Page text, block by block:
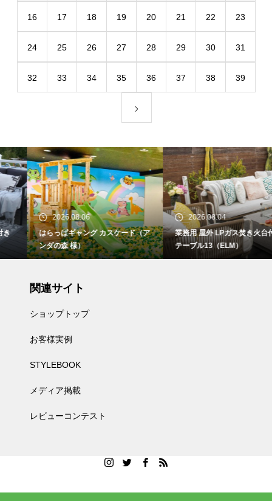
16 17 18 19 20 21 22 23
24 25 26 27 28 29 30 31
32 33 34 35 36 37 38 39
2026.08.06
はらっぱギャング カスケード（ア
ンダの森 様）
2026.08.04
業務用 屋外 LPガス焚き火台付き
テーブル13（ELM）
関連サイト
ショップトップ
お客様実例
STYLEBOOK
メディア掲載
レビューコンテスト